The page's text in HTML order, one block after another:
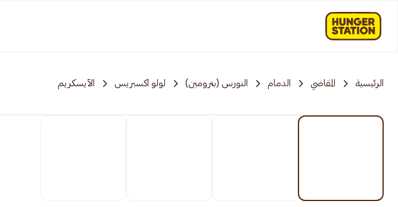
الرئيسية المقاضي الدمام النورس (بترومين) لولو اكسبريس الآيسكريم